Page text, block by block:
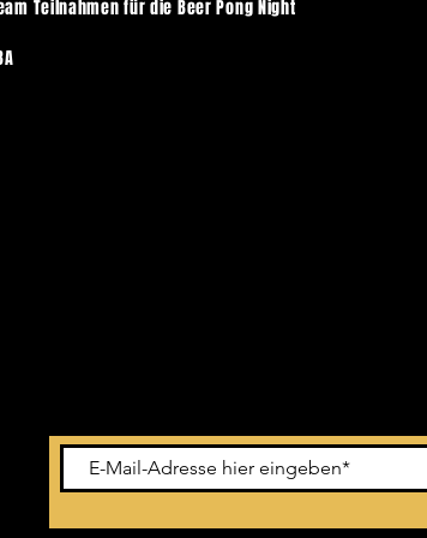
Teilnahmen für die Beer Pong Night